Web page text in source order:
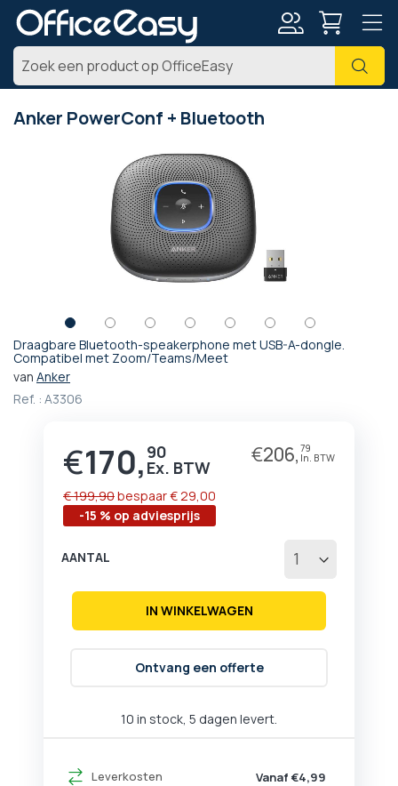
Zoek
Anker PowerConf + Bluetooth
Draagbare Bluetooth-speakerphone met USB-A-dongle.
Compatibel met Zoom/Teams/Meet
van Anker
Ref. : A3306
Prijs
€170, 90 €206, 79
-15 % op adviesprijs
€ 199,90bespaar€ 29,00
10 in stock, 5 dagen levert.
Leverkosten
Vanaf €4,99
AANTAL
IN WINKELWAGEN
Ontvang een offerte
Ga
naar
begin
afbeeldingen-